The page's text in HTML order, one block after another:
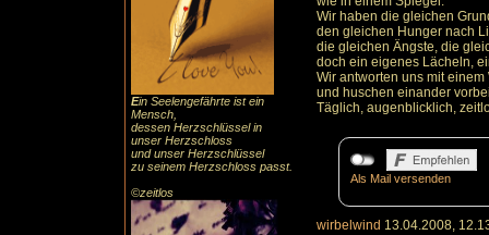
Ein Seelengefährte ist ein
Mensch,
dessen Herzschlüssel in
unser Herzschloss
und unser Herzschlüssel
zu seinem Herzschloss passt.
©zeitlos
Wir haben die gleichen
den gleichen Hunger nach
die gleichen Ängste, die
doch ein eigenes Lächeln,
Wir antworten uns mit
und huschen einander
Täglich, augenblicklich,
Als Mail versenden
wirbelwind 13.04.2008,